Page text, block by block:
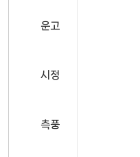
운고
시정
측풍